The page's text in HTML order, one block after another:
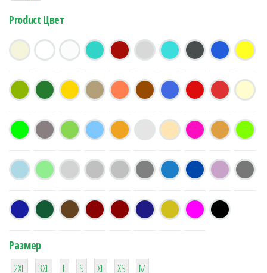
Product Цвет
Размер
38
2XL
16
3XL
42
L
42
S
42
XL XS
М